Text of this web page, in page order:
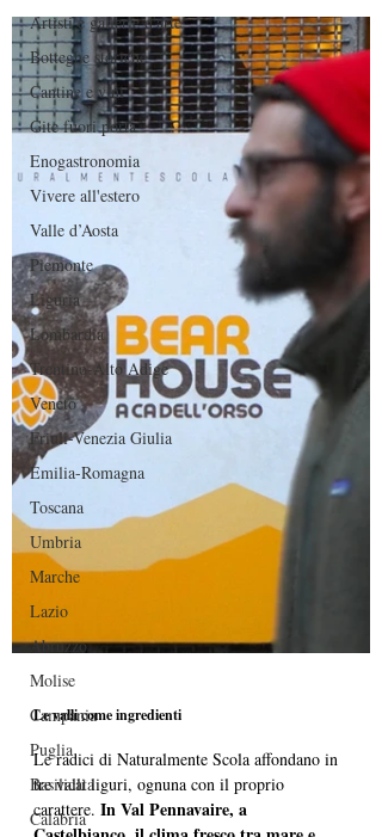
Artisti e gallerie d'arte
Botteghe storiche
Cantine e vini
Gite fuori porta
Enogastronomia
Vivere all'estero
Valle d’Aosta
Piemonte
Liguria
Lombardia
Trentino-Alto Adige
Veneto
Friuli-Venezia Giulia
Emilia-Romagna
Toscana
Umbria
Marche
Lazio
Abruzzo
Molise
Campania
Puglia
Basilicata
Calabria
Le valli come ingredienti
Le radici di Naturalmente Scola affondano in
tre valli liguri, ognuna con il proprio
carattere. In Val Pennavaire, a